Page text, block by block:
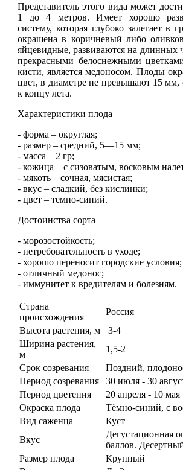
Представитель этого вида может
1 до 4 метров. Имеет хорошо
систему, которая глубоко залегает в
окрашена в коричневый либо
яйцевидные, развиваются на длинных
прекрасными белоснежными
кисти, является медоносом. Плоды
цвет, в диаметре не превышают 15 мм,
к концу лета.
Характеристики плода
- форма – округлая;
- размер – средний, 5—15 мм;
- масса – 2 гр;
- кожица – с сизоватым, восковым
- мякоть – сочная, мясистая;
- вкус – сладкий, без кислинки;
- цвет – темно-синий.
Достоинства сорта
- морозостойкость;
- нетребовательность в уходе;
- хорошо переносит городские условия;
- отличный медонос;
- иммунитет к вредителям и болезням.
Страна
происхождения
Россия
Высота растения, м
3-4
Ширина растения,
м
1,5-2
Срок созревания
Поздний,
Период созревания
30 июля - 30
Период цветения
20 апреля - 10 мая
Окраска плода
Тёмно-синий, с
Вид саженца
Куст
Вкус
Дегустационная
баллов.
Размер плода
Крупный